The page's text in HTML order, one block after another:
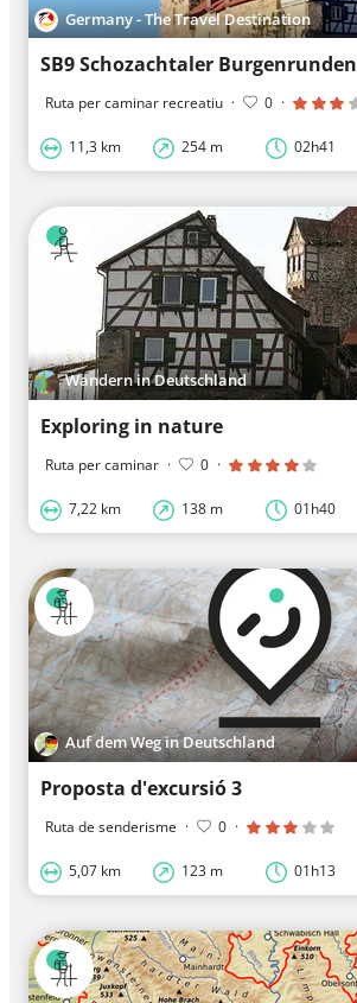
Germany - The Travel Destination
SB9 Schozachtaler Burgenrunden
Ruta per caminar recreatiu · 0 ·
11,3 km 254 m 02h41
Wandern in Deutschland
Exploring in nature
Ruta per caminar · 0 ·
7,22 km 138 m 01h40
Auf dem Weg in Deutschland
Proposta d'excursió 3
Ruta de senderisme · 0 ·
5,07 km 123 m 01h13